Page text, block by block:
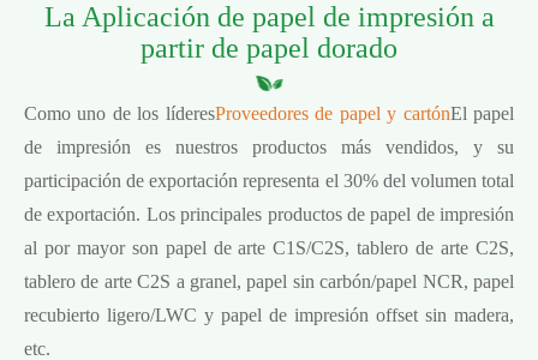
La Aplicación de papel de impresión a
partir de papel dorado
Como uno de los líderesProveedores de papel y cartónEl papel
de impresión es nuestros productos más vendidos, y su
participación de exportación representa el 30% del volumen total
de exportación. Los principales productos de papel de impresión
al por mayor son papel de arte C1S/C2S, tablero de arte C2S,
tablero de arte C2S a granel, papel sin carbón/papel NCR, papel
recubierto ligero/LWC y papel de impresión offset sin madera,
etc.